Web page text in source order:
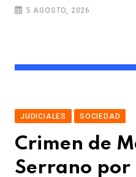
5 AGOSTO, 2026
JUDICIALES SOCIEDAD
Crimen de
Serrano por